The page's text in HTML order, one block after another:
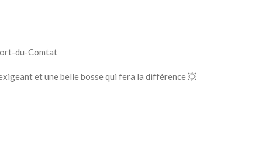
du-Comtat
et une belle bosse qui fera la différence 💥